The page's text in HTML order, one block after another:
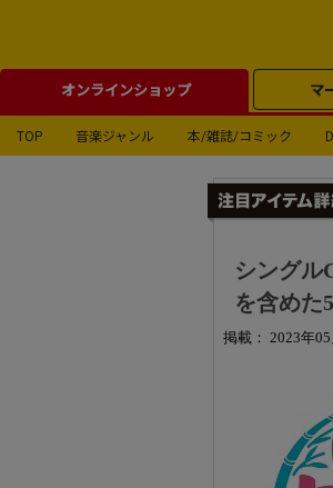
オンラインショップ マ
TOP 音楽ジャンル 本/雑誌/コミック
シングル
を含めた
掲載： 2023年